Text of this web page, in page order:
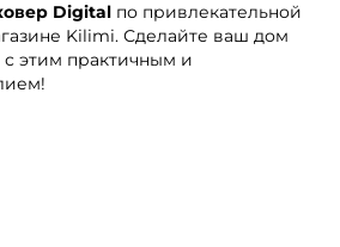
Digital по привлекательной
Kilimi. Сделайте ваш дом
этим практичным и